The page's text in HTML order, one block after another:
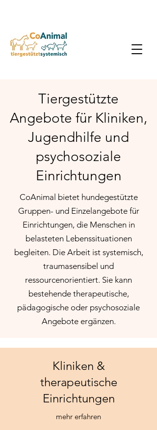
Tiergestützte
Angebote für Kliniken,
Jugendhilfe und
psychosoziale
Einrichtungen
CoAnimal bietet hundegestützte
Gruppen- und Einzelangebote für
Einrichtungen, die Menschen in
belasteten Lebenssituationen
begleiten. Die Arbeit ist systemisch,
traumasensibel und
ressourcenorientiert. Sie kann
bestehende therapeutische,
pädagogische oder psychosoziale
Angebote ergänzen.
Kliniken &
therapeutische
Einrichtungen
mehr erfahren